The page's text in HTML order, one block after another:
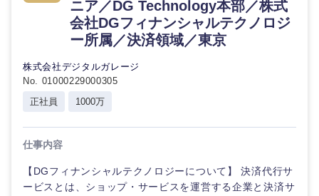
ニア／DG Technology本部／株式
会社DGフィナンシャルテクノロジ
ー所属／決済領域／東京
株式会社デジタルガレージ
No. 01000229000305
正社員
1000万
仕事内容
【DGフィナンシャルテクノロジーについて】 決済代行サ
ービスとは、ショップ・サービスを運営する企業と決済サ